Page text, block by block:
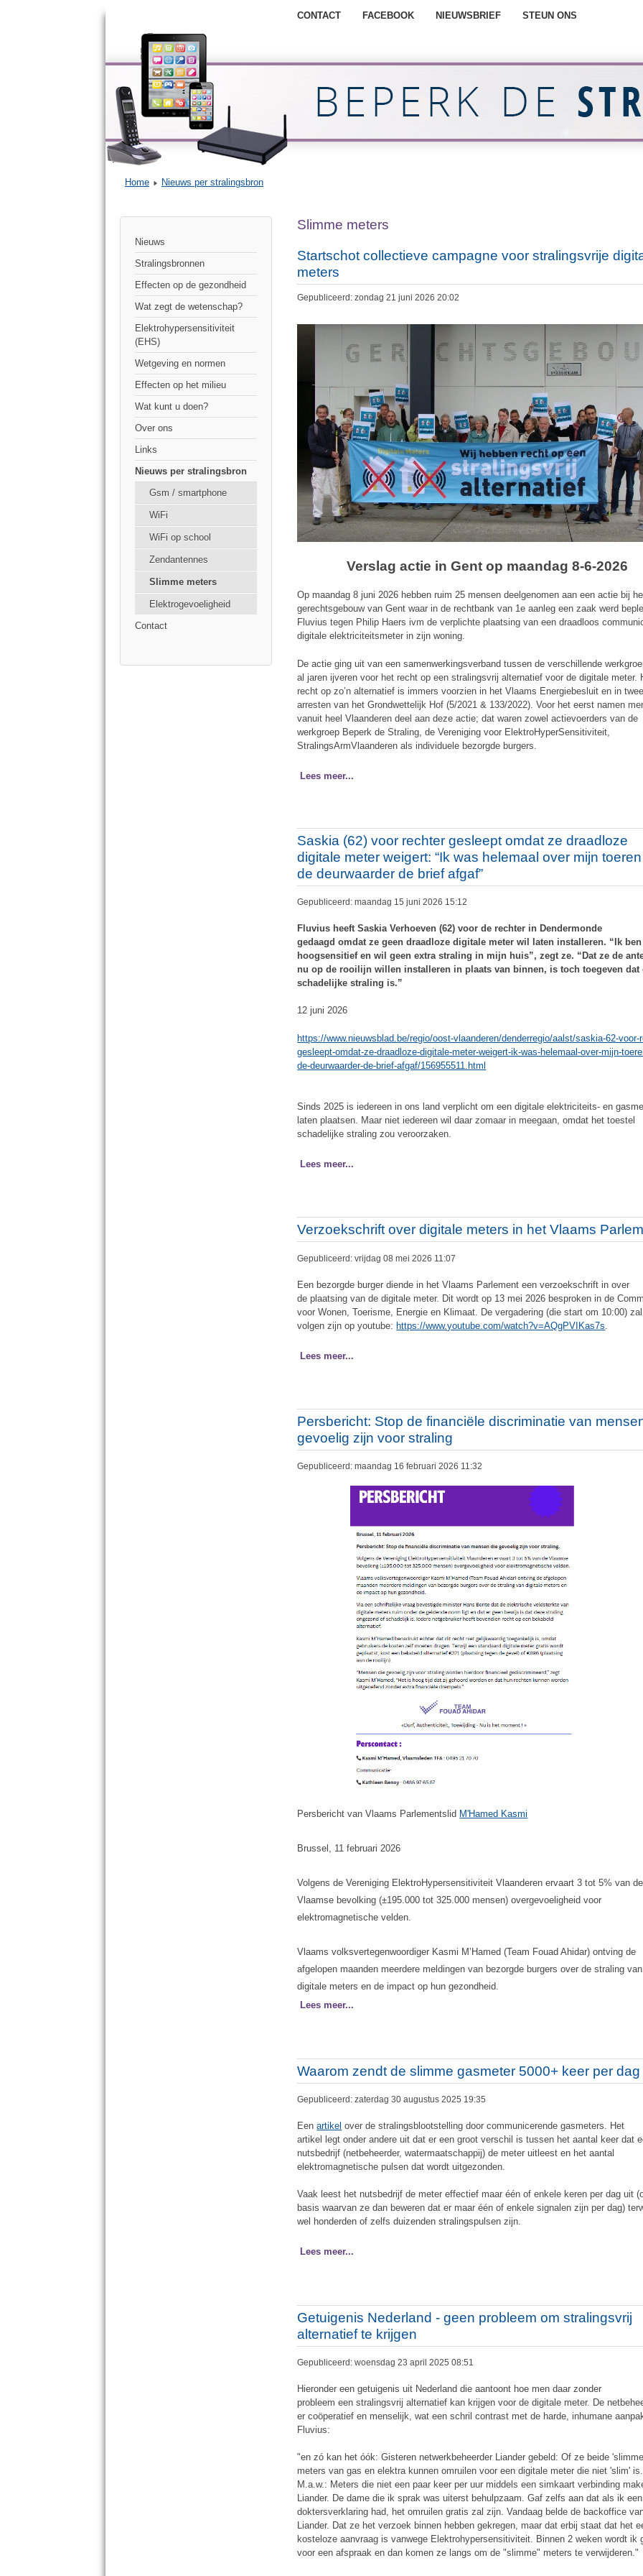
CONTACT FACEBOOK NIEUWSBRIEF STEUN ONS
Home Nieuws per stralingsbron
Nieuws
Stralingsbronnen
Effecten op de gezondheid
Wat zegt de wetenschap?
Elektrohypersensitiviteit
(EHS)
Wetgeving en normen
Effecten op het milieu
Wat kunt u doen?
Over ons
Links
Nieuws per stralingsbron
Gsm / smartphone
WiFi
WiFi op school
Zendantennes
Slimme meters
Elektrogevoeligheid
Contact
Slimme meters
Startschot collectieve campagne voor stralingsvrije
meters
Gepubliceerd: zondag 21 juni 2026 20:02
Verslag actie in Gent op maandag 8-6-2026
Op maandag 8 juni 2026 hebben ruim 25 mensen deelgenomen aan een actie bij
gerechtsgebouw van Gent waar in de rechtbank van 1e aanleg een zaak werd
Fluvius tegen Philip Haers ivm de verplichte plaatsing van een draadloos
digitale elektriciteitsmeter in zijn woning.
De actie ging uit van een samenwerkingsverband tussen de verschillende
al jaren ijveren voor het recht op een stralingsvrij alternatief voor de digitale meter.
recht op zo’n alternatief is immers voorzien in het Vlaams Energiebesluit en in
arresten van het Grondwettelijk Hof (5/2021 & 133/2022). Voor het eerst namen
vanuit heel Vlaanderen deel aan deze actie; dat waren zowel actievoerders van de
werkgroep Beperk de Straling, de Vereniging voor ElektroHyperSensitiviteit,
StralingsArmVlaanderen als individuele bezorgde burgers.
Lees meer...
Saskia (62) voor rechter gesleept omdat ze draadloze
digitale meter weigert: “Ik was helemaal over mijn
de deurwaarder de brief afgaf”
Gepubliceerd: maandag 15 juni 2026 15:12
Fluvius heeft Saskia Verhoeven (62) voor de rechter in Dendermonde
gedaagd omdat ze geen draadloze digitale meter wil laten installeren. “Ik ben
hoogsensitief en wil geen extra straling in mijn huis”, zegt ze. “Dat ze de
nu op de rooilijn willen installeren in plaats van binnen, is toch toegeven dat
schadelijke straling is.”
12 juni 2026
https://www.nieuwsblad.be/regio/oost-vlaanderen/denderregio/aalst/saskia-62-voor-
gesleept-omdat-ze-draadloze-digitale-meter-weigert-ik-was-helemaal-over-mijn-
de-deurwaarder-de-brief-afgaf/156955511.html
Sinds 2025 is iedereen in ons land verplicht om een digitale elektriciteits- en
laten plaatsen. Maar niet iedereen wil daar zomaar in meegaan, omdat het toestel
schadelijke straling zou veroorzaken.
Lees meer...
Verzoekschrift over digitale meters in het Vlaams
Gepubliceerd: vrijdag 08 mei 2026 11:07
Een bezorgde burger diende in het Vlaams Parlement een verzoekschrift in over
de plaatsing van de digitale meter. Dit wordt op 13 mei 2026 besproken in de
voor Wonen, Toerisme, Energie en Klimaat. De vergadering (die start om 10:00)
volgen zijn op youtube:https://www.youtube.com/watch?v=AQgPVIKas7s
Lees meer...
Persbericht: Stop de financiële discriminatie van
gevoelig zijn voor straling
Gepubliceerd: maandag 16 februari 2026 11:32
Persbericht van Vlaams Parlementslid M'Hamed Kasmi
Brussel, 11 februari 2026
Volgens de Vereniging ElektroHypersensitiviteit Vlaanderen ervaart 3 tot 5% van de
Vlaamse bevolking (±195.000 tot 325.000 mensen) overgevoeligheid voor
elektromagnetische velden.
Vlaams volksvertegenwoordiger Kasmi M’Hamed (Team Fouad Ahidar) ontving de
afgelopen maanden meerdere meldingen van bezorgde burgers over de straling van
digitale meters en de impact op hun gezondheid.
Lees meer...
Waarom zendt de slimme gasmeter 5000+ keer per
Gepubliceerd: zaterdag 30 augustus 2025 19:35
Eenartikel over de stralingsblootstelling door communicerende gasmeters. Het
artikel legt onder andere uit dat er een groot verschil is tussen het aantal keer dat
nutsbedrijf (netbeheerder, watermaatschappij) de meter uitleest en het aantal
elektromagnetische pulsen dat wordt uitgezonden.
Vaak leest het nutsbedrijf de meter effectief maar één of enkele keren per dag uit
basis waarvan ze dan beweren dat er maar één of enkele signalen zijn per dag)
wel honderden of zelfs duizenden stralingspulsen zijn.
Lees meer...
Getuigenis Nederland - geen probleem om stralingsvrij
alternatief te krijgen
Gepubliceerd: woensdag 23 april 2025 08:51
Hieronder een getuigenis uit Nederland die aantoont hoe men daar zonder
probleem een stralingsvrij alternatief kan krijgen voor de digitale meter. De
er coöperatief en menselijk, wat een schril contrast met de harde, inhumane
Fluvius:
"en zó kan het óók: Gisteren netwerkbeheerder Liander gebeld: Of ze beide
meters van gas en elektra kunnen omruilen voor een digitale meter die niet 'slim' is.
M.a.w.: Meters die niet een paar keer per uur middels een simkaart verbinding
Liander. De dame die ik sprak was uiterst behulpzaam. Gaf zelfs aan dat als ik een
doktersverklaring had, het omruilen gratis zal zijn. Vandaag belde de backoffice
Liander. Dat ze het verzoek binnen hebben gekregen, maar dat erbij staat dat het
kosteloze aanvraag is vanwege Elektrohypersensitiviteit. Binnen 2 weken wordt ik
voor een afspraak en dan komen ze langs om de "slimme" meters te verwijderen."